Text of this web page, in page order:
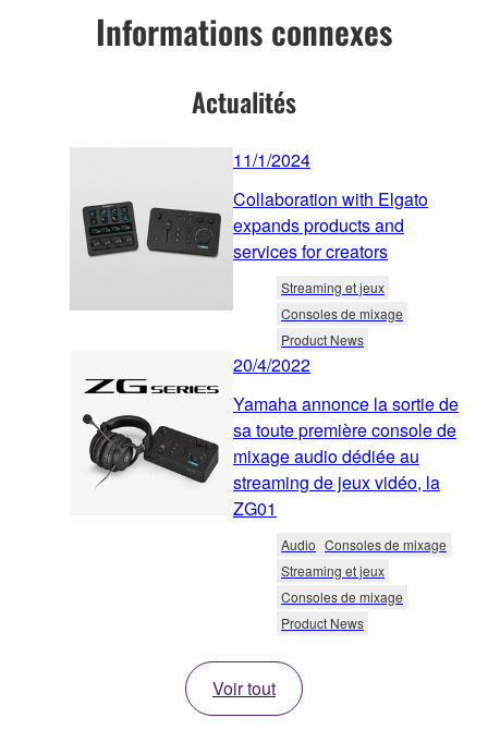
Informations connexes
Actualités
11/1/2024
Collaboration with Elgato
expands products and
services for creators
Streaming et jeux
Consoles de mixage
Product News
20/4/2022
Yamaha annonce la sortie de
sa toute première console de
mixage audio dédiée au
streaming de jeux vidéo, la
ZG01
Audio Consoles de mixage
Streaming et jeux
Consoles de mixage
Product News
Voir tout